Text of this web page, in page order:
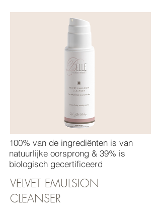
100% van de ingrediënten is van
natuurlijke oorsprong & 39% is
biologisch gecertificeerd
VELVET EMULSION
CLEANSER